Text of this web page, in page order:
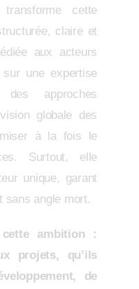
transforme cette
claire et
aux acteurs
une expertise
approches
globale des
à la fois le
Surtout, elle
unique, garant
sans angle mort.
ambition :
projets, qu’ils
de